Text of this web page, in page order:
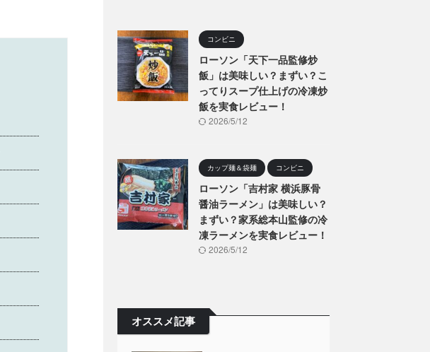
コンビニ
ローソン「天下一品監修炒
飯」は美味しい？まずい？こ
ってりスープ仕上げの冷凍炒
飯を実食レビュー！
2026/5/12
カップ麺＆袋麺 コンビニ
ローソン「吉村家 横浜豚骨
醤油ラーメン」は美味しい？
まずい？家系総本山監修の冷
凍ラーメンを実食レビュー！
2026/5/12
オススメ記事